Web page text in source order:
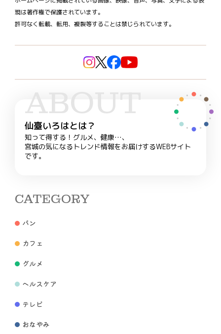
現は著作権で保護されています。
許可なく転載、転用、複製等することは禁じられています。
ABOUT
仙臺いろはとは？
知って得する！グルメ、健康…、
宮城の気になるトレンド情報をお届けするWEBサイト
です。
CATEGORY
パン
カフェ
グルメ
ヘルスケア
テレビ
おなやみ